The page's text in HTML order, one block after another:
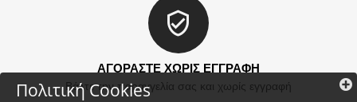
ΑΓΟΡΑΣΤΕ ΧΩΡΙΣ ΕΓΓΡΑΦΗ
Βάλτε την παραγγελία σας και χωρίς εγγραφή
Πολιτική Cookies